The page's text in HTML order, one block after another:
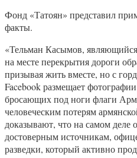
Фонд «Татоян» представил
факты.
«Тельман Касымов,
на месте перекрытия дороги
призывая жить вместе, но с
Facebook размещает
бросающих под ноги флаги
человеческим потерям
доказывают, что на самом деле
достоверным источникам,
разведки, который активно